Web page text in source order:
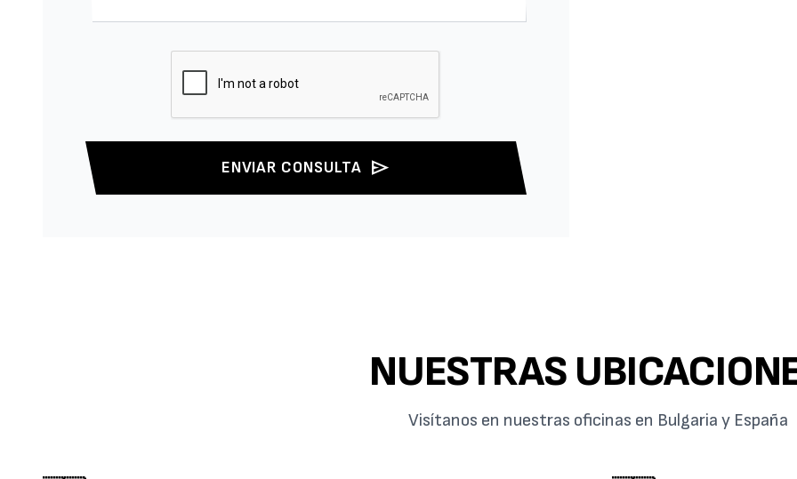
ENVIAR CONSULTA send
NUESTRAS
Visítanos en nuestras oficinas en Bulgaria y España